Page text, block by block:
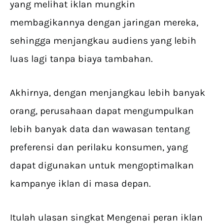
yang melihat iklan mungkin
membagikannya dengan jaringan mereka,
sehingga menjangkau audiens yang lebih
luas lagi tanpa biaya tambahan.
Akhirnya, dengan menjangkau lebih banyak
orang, perusahaan dapat mengumpulkan
lebih banyak data dan wawasan tentang
preferensi dan perilaku konsumen, yang
dapat digunakan untuk mengoptimalkan
kampanye iklan di masa depan.
Itulah ulasan singkat Mengenai peran iklan